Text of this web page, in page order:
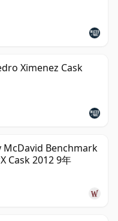
Ximenez Cask
Benchmark
Cask 2012 9年